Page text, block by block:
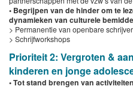
• Begrijpen van de hinder om te
dynamieken van culturele
> Permanentie van openbare
> Schrijfworkshops
Prioriteit 2: Vergroten &
kinderen en jonge
• Tot stand brengen van